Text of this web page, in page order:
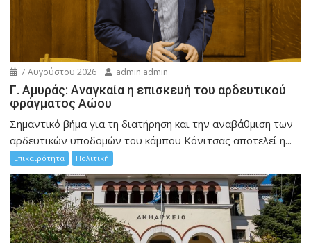
7 Αυγούστου 2026 admin admin
Γ. Αμυράς: Αναγκαία η επισκευή του αρδευτικού
φράγματος Αώου
Σημαντικό βήμα για τη διατήρηση και την αναβάθμιση των
αρδευτικών υποδομών του κάμπου Κόνιτσας αποτελεί η...
Επικαιρότητα Πολιτική